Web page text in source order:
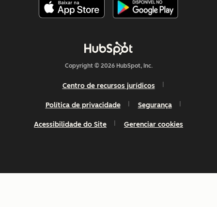
Copyright © 2026 HubSpot, Inc.
Centro de recursos jurídicos
Política de privacidade Segurança
Acessibilidade do Site Gerenciar cookies